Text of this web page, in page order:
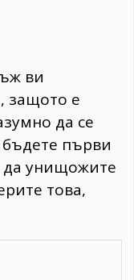
ви
защото е
да се
първи
да унищожите
това,